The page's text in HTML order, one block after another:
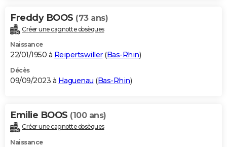
Freddy BOOS (73 ans)
Créer une cagnotte obsèques
Naissance
22/01/1950 à Reipertswiller(Bas-Rhin)
Décès
09/09/2023 à Haguenau (Bas-Rhin)
Emilie BOOS (100 ans)
Créer une cagnotte obsèques
Naissance